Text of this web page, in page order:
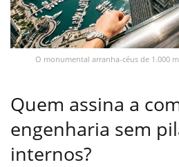
O monumental arranha-céus de 1.000
Quem assina a
engenharia sem
internos?